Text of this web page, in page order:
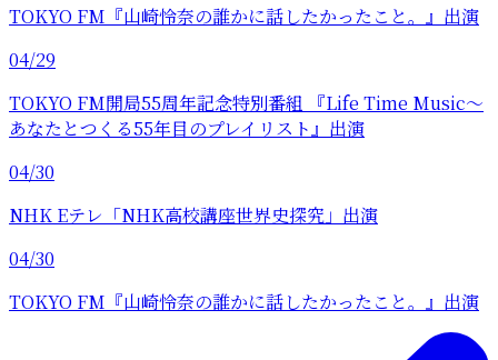
TOKYO FM『山崎怜奈の誰かに話したかったこと。』出演
04/29
TOKYO FM開局55周年記念特別番組 『Life Time Music～
あなたとつくる55年目のプレイリスト』出演
04/30
NHK Eテレ「NHK高校講座世界史探究」出演
04/30
TOKYO FM『山崎怜奈の誰かに話したかったこと。』出演